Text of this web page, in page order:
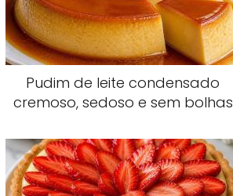
Pudim de leite condensado
cremoso, sedoso e sem bolhas